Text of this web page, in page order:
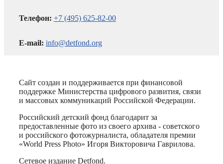
Телефон: +7 (495) 625-82-00
E-mail: info@detfond.org
Сайт создан и поддерживается при финансовой
поддержке Министерства цифрового развития, связи
и массовых коммуникаций Российской Федерации.
Российский детский фонд благодарит за
предоставленные фото из своего архива - советского
и российского фотожурналиста, обладателя премии
«World Press Photo» Игоря Викторовича Гаврилова.
Сетевое издание Detfond.